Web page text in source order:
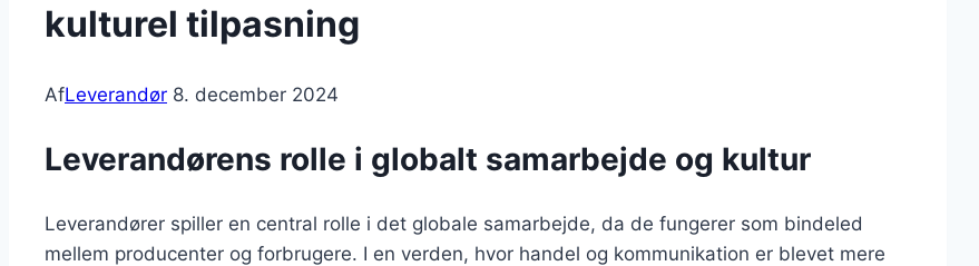
kulturel tilpasning
AfLeverandør 8. december 2024
Leverandørens rolle i globalt samarbejde og kultur
Leverandører spiller en central rolle i det globale samarbejde, da de fungerer som bindeled
mellem producenter og forbrugere. I en verden, hvor handel og kommunikation er blevet mere